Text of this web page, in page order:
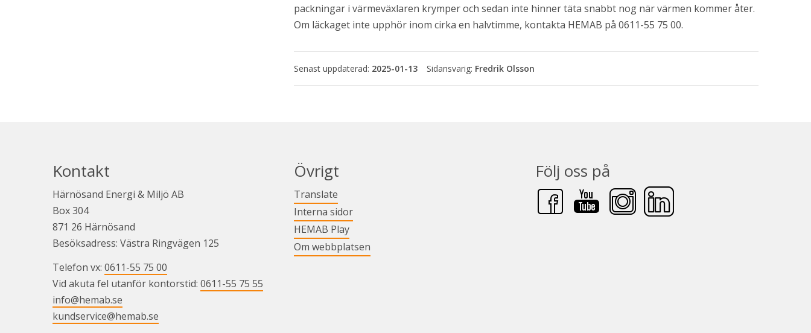
packningar i värmeväxlaren krymper och sedan inte hinner täta snabbt nog när värmen kommer åter.
Om läckaget inte upphör inom cirka en halvtimme, kontakta HEMAB på 0611-55 75 00.
Senast uppdaterad: 2025-01-13 Fredrik Olsson
Kontakt
Härnösand Energi & Miljö AB
Box 304
871 26 Härnösand
Besöksadress: Västra Ringvägen 125
Telefon vx: 0611-55 75 00
Vid akuta fel utanför kontorstid: 0611-55 75 55
info@hemab.se
kundservice@hemab.se
Övrigt
Translate
Interna sidorLänk till annan webbplats.
HEMAB PlayLänk till annan webbplats.
Om webbplatsen
Följ oss på